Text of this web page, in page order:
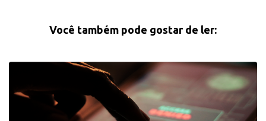
Você também pode gostar de ler: